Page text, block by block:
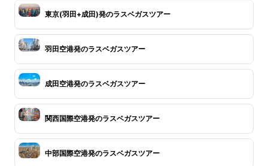
東京(羽田+成田)発のラスベガスツアー
羽田空港発のラスベガスツアー
成田空港発のラスベガスツアー
関西国際空港発のラスベガスツアー
中部国際空港発のラスベガスツアー